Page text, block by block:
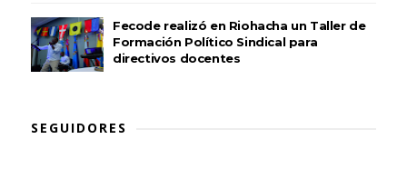
Fecode realizó en Riohacha un Taller de
Formación Político Sindical para
directivos docentes
SEGUIDORES